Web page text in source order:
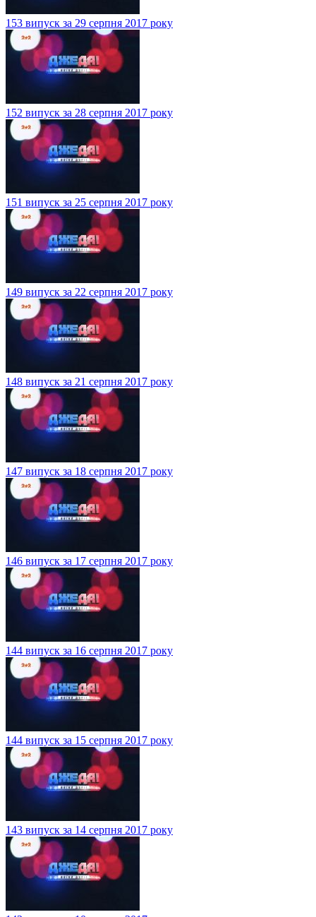
153 випуск за 29 серпня 2017 року
152 випуск за 28 серпня 2017 року
151 випуск за 25 серпня 2017 року
149 випуск за 22 серпня 2017 року
148 випуск за 21 серпня 2017 року
147 випуск за 18 серпня 2017 року
146 випуск за 17 серпня 2017 року
144 випуск за 16 серпня 2017 року
144 випуск за 15 серпня 2017 року
143 випуск за 14 серпня 2017 року